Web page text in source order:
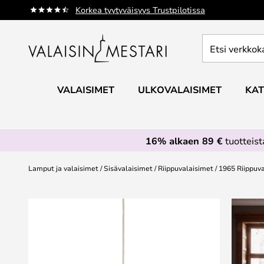
Korkea tyytyväisyys Trustpilotissa
Skip
to
verkkokaupan
VALAISIMET ULKOVALAISIMET
16% alkaen 89 €
Lamput ja valaisimet Sisävalaisimet Riippuvalaisimet 1965